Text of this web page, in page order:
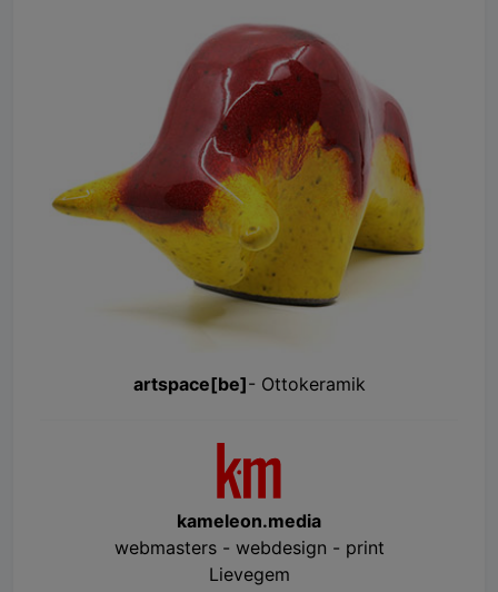
artspace[be]- Ottokeramik
kameleon.media
webmasters - webdesign - print
Lievegem